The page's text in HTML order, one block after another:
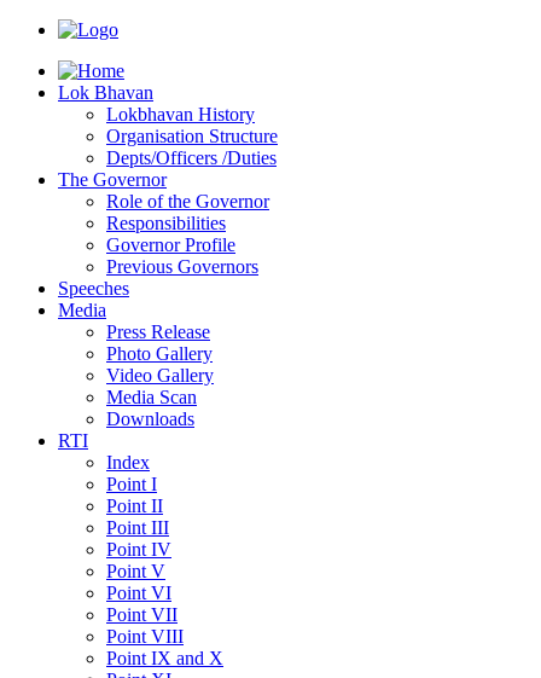
Lok Bhavan
Lokbhavan History
Organisation Structure
Depts/Officers /Duties
The Governor
Role of the Governor
Responsibilities
Governor Profile
Previous Governors
Speeches
Mediа
Press Release
Photo Gallery
Video Gallery
Media Scan
Downloads
RTI
Index
Point I
Point II
Point III
Point IV
Point V
Point VI
Point VII
Point VIII
Point IX and X